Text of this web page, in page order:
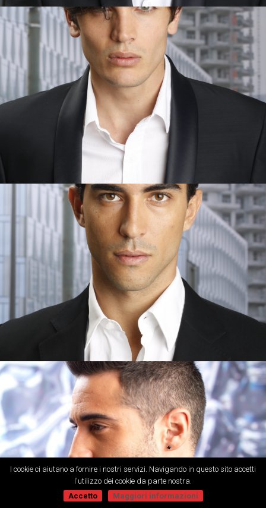
I cookie ci aiutano a fornire i nostri servizi. Navigando in questo sito accetti
l'utilizzo dei cookie da parte nostra.
Accetto
Maggiori informazioni